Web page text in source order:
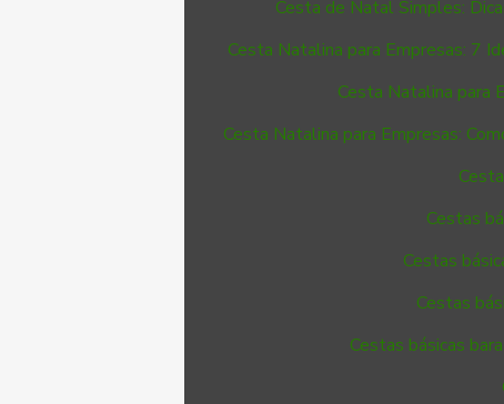
Cesta de Natal Simples:
Cesta Natalina para Empresas: 7
Cesta Natalina para
Cesta Natalina para Empresas:
Cestas
Cestas
Cestas
Cestas básicas